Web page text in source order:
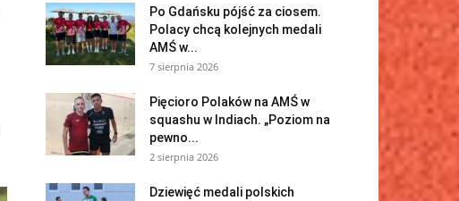
Po Gdańsku pójść za ciosem.
Polacy chcą kolejnych medali
AMŚ w...
7 sierpnia 2026
Pięcioro Polaków na AMŚ w
squashu w Indiach. „Poziom na
pewno...
2 sierpnia 2026
Dziewięć medali polskich